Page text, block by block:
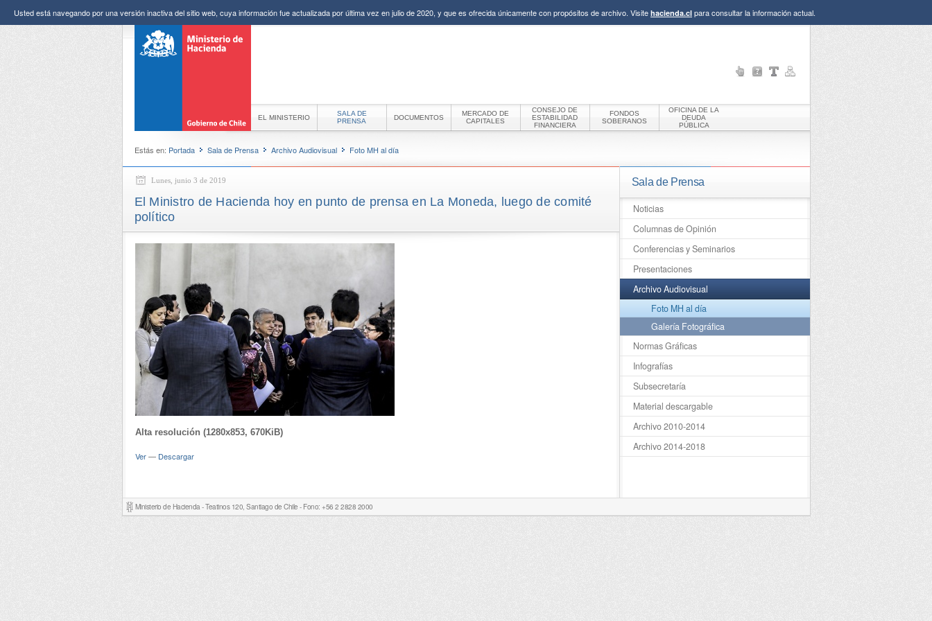
Usted está navegando por una versión inactiva del sitio web, cuya información fue actualizada por última vez en julio de 2020, y que es ofrecida únicamente con propósitos de archivo. Visite hacienda.cl para consultar la información actual.
EL MINISTERIO
SALA DE
PRENSA
DOCUMENTOS
MERCADO DE
CAPITALES
CONSEJO DE
ESTABILIDAD
FINANCIERA
FONDOS
SOBERANOS
OFICINA DE LA
DEUDA
PÚBLICA
Estás en: Portada Sala de Prensa Archivo Audiovisual Foto MH al día
Sala de Prensa
Noticias
Columnas de Opinión
Conferencias y Seminarios
Presentaciones
Archivo Audiovisual
Foto MH al día
Galería Fotográfica
Normas Gráficas
Infografías
Subsecretaría
Material descargable
Archivo 2010-2014
Archivo 2014-2018
Lunes, junio 3 de 2019
El Ministro de Hacienda hoy en punto de prensa en La Moneda, luego de comité
político
Alta resolución (1280x853, 670KiB)
Ver— Descargar
Ministerio de Hacienda - Teatinos 120, Santiago de Chile - Fono: +56 2 2828 2000